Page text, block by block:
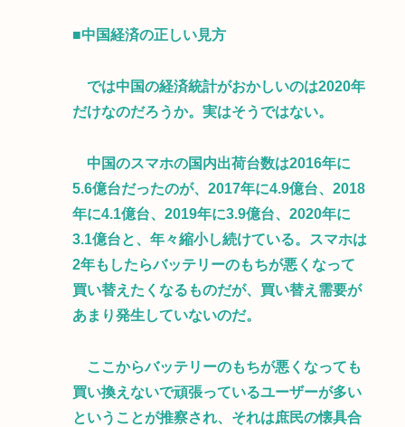
■中国経済の正しい見方
では中国の経済統計がおかしいのは2020年
だけなのだろうか。実はそうではない。
中国のスマホの国内出荷台数は2016年に
5.6億台だったのが、2017年に4.9億台、2018
年に4.1億台、2019年に3.9億台、2020年に
3.1億台と、年々縮小し続けている。スマホは
2年もしたらバッテリーのもちが悪くなって
買い替えたくなるものだが、買い替え需要が
あまり発生していないのだ。
ここからバッテリーのもちが悪くなっても
買い換えないで頑張っているユーザーが多い
ということが推察され、それは庶民の懐具合